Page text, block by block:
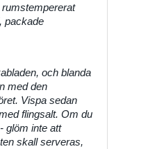
packade
och blanda
med den
Vispa sedan
flingsalt. Om du
glöm inte att
skall serveras,